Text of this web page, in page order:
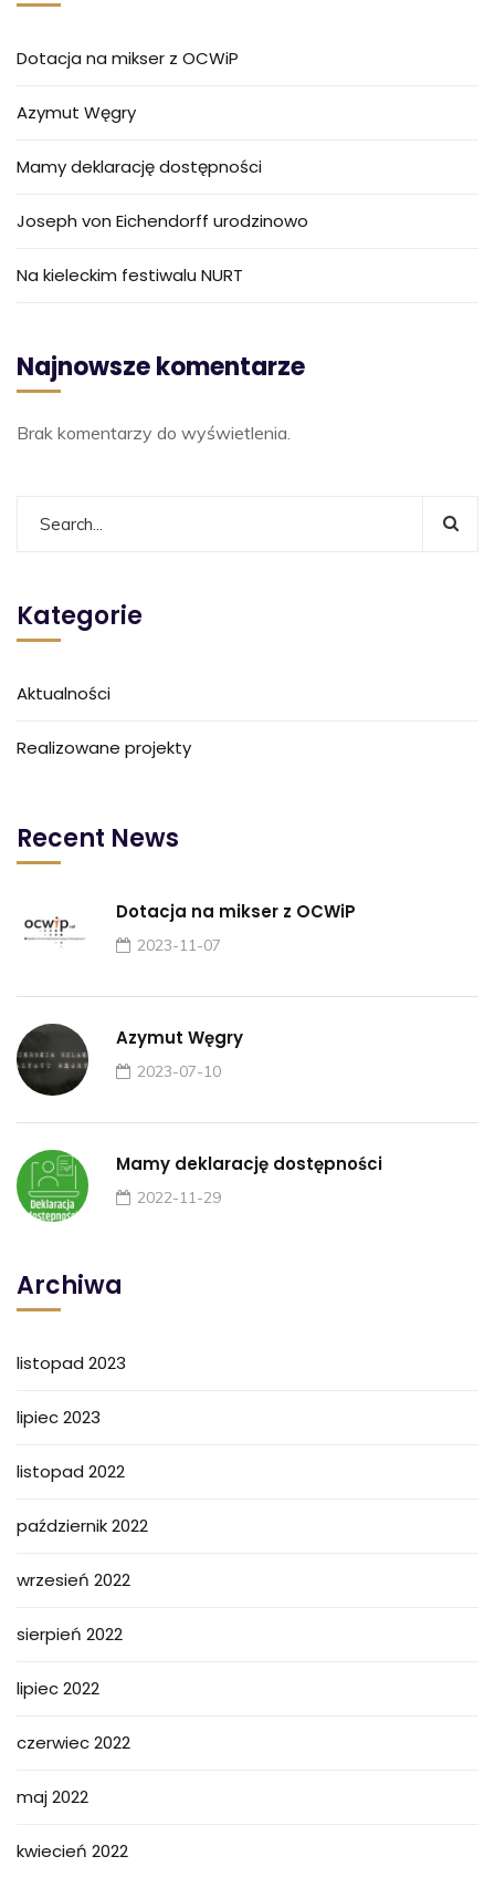
Dotacja na mikser z OCWiP
Azymut Węgry
Mamy deklarację dostępności
Joseph von Eichendorff urodzinowo
Na kieleckim festiwalu NURT
Najnowsze komentarze
Brak komentarzy do wyświetlenia.
Kategorie
Aktualności
Realizowane projekty
Recent News
Dotacja na mikser z OCWiP
2023-11-07
Azymut Węgry
2023-07-10
Mamy deklarację dostępności
2022-11-29
Archiwa
listopad 2023
lipiec 2023
listopad 2022
październik 2022
wrzesień 2022
sierpień 2022
lipiec 2022
czerwiec 2022
maj 2022
kwiecień 2022